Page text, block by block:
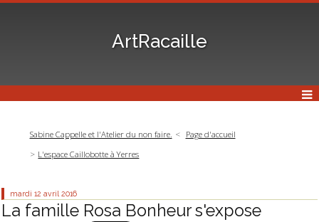
ArtRacaille
Sabine Cappelle et l'Atelier du non faire.
Page d'accueil
L'espace Caillobotte à Yerres
mardi 12 avril 2016
La famille Rosa Bonheur s'expose